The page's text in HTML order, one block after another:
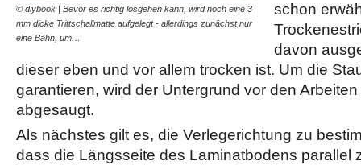
© diybook | Bevor es richtig losgehen kann, wird noch eine 3
mm dicke Trittschallmatte aufgelegt - allerdings zunächst nur
eine Bahn, um…
© diybook | Die erste
Laminat-Verlegen ist die
sie das…
schon
davon
dieser eben und vor allem trocken ist. Um die
garantieren, wird der Untergrund vor den
abgesaugt.
Als nächstes gilt es, die Verlegerichtung zu
dass die Längsseite des Laminatbodens parallel